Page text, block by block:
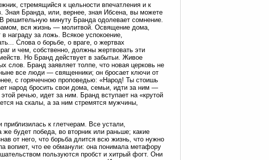
стремящийся к цельности впечатления и к
Зная Бранда, или, вернее, зная Ибсена, вы можете
решительную минуту Бранда одолевает сомнение.
вся жизнь — молитвой. Освящение дома,
награду за ложь. Всякое успокоение,
Слова о борьбе, о враге, о жертвах
и чем, собственно, должны жертвовать эти
Но Бранд действует в забытьи. Живое
слов. Бранд заявляет толпе, что новая церковь не
все люди — священники; он бросает ключи от
с горячечною проповедью: «Народ! Ты стоишь
народ бросить свои дома, семьи, идти за ним —
речью, идет за ним. Бранд вступает на «крутой
на скалы, а за ним стремятся мужчины,
к глетчерам. Все устали,
будет победа, во вторник или раньше; какие
от него, что борьба длится всю жизнь, что нужно
вопиет, что ее обманули: она понимала метафору
пользуются пробст и хитрый фогт. Они